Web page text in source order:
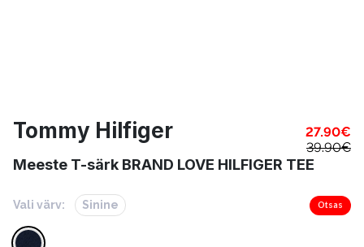
Tommy Hilfiger 27.90€
39.90€
Meeste T-särk BRAND LOVE HILFIGER TEE
Vali värv: Sinine Otsas